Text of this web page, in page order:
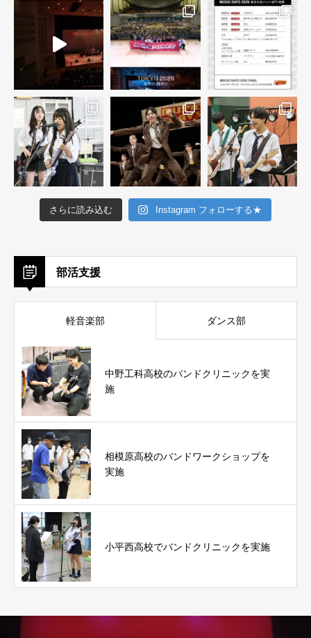
さらに読み込む Instagram フォローする★
部活支援
軽音楽部 ダンス部
中野工科高校のバンドクリニックを実
施
相模原高校のバンドワークショップを
実施
小平西高校でバンドクリニックを実施